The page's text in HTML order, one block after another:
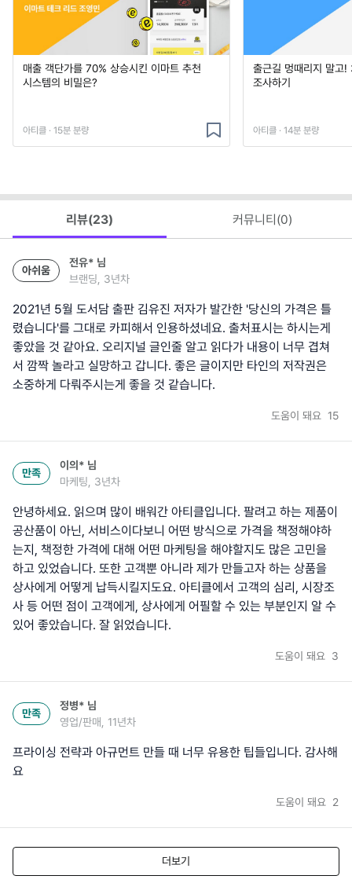
매출 객단가를 70% 상승시킨 이마트 추천
시스템의 비밀은?
아티클 · 15분 분량
출근길 멍때리지 말고
조사하기
아티클 · 14분 분량
리뷰(23) 커뮤니티(0)
아쉬움
전유* 님
브랜딩, 3년차
2021년 5월 도서담 출판 김유진 저자가 발간한 '당신의 가격은 틀
렸습니다'를 그대로 카피해서 인용하셨네요. 출처표시는 하시는게
좋았을 것 같아요. 오리지널 글인줄 알고 읽다가 내용이 너무 겹쳐
서 깜짝 놀라고 실망하고 갑니다. 좋은 글이지만 타인의 저작권은
소중하게 다뤄주시는게 좋을 것 같습니다.
도움이 돼요 15
만족
이의* 님
마케팅, 3년차
안녕하세요. 읽으며 많이 배워간 아티클입니다. 팔려고 하는 제품이
공산품이 아닌, 서비스이다보니 어떤 방식으로 가격을 책정해야하
는지, 책정한 가격에 대해 어떤 마케팅을 해야할지도 많은 고민을
하고 있었습니다. 또한 고객뿐 아니라 제가 만들고자 하는 상품을
상사에게 어떻게 납득시킬지도요. 아티클에서 고객의 심리, 시장조
사 등 어떤 점이 고객에게, 상사에게 어필할 수 있는 부분인지 알 수
있어 좋았습니다. 잘 읽었습니다.
도움이 돼요 3
만족
정병* 님
영업/판매, 11년차
프라이싱 전략과 아규먼트 만들 때 너무 유용한 팁들입니다. 감사해
요
도움이 돼요 2
더보기